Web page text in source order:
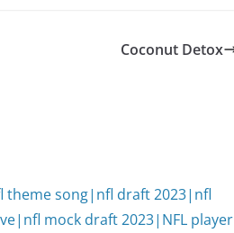
Coconut Detox
song|nfl draft 2023|nfl
mock draft 2023|NFL player